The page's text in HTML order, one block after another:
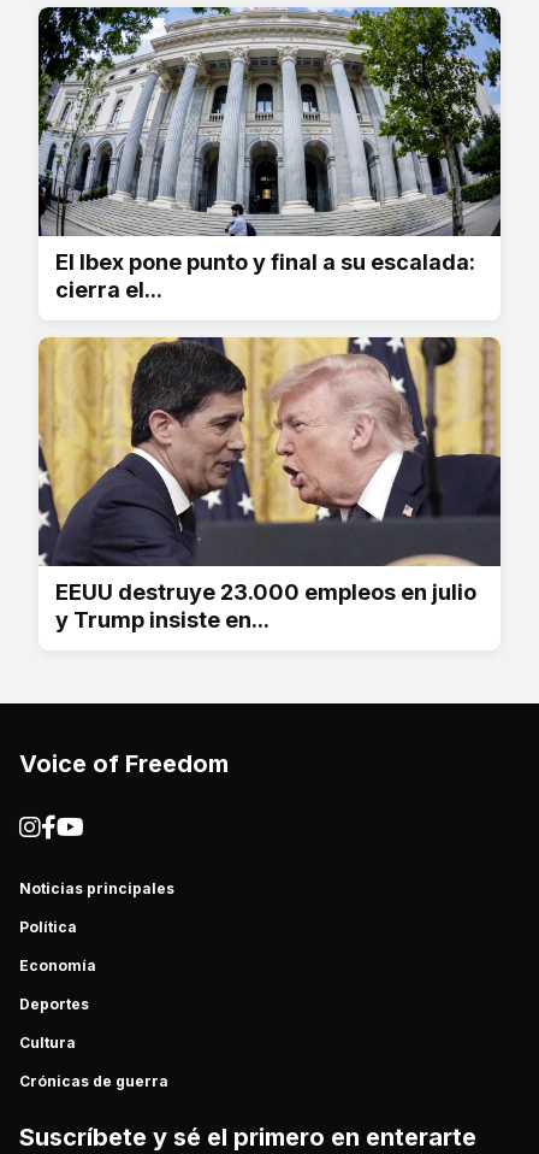
El Ibex pone punto y final a su escalada:
cierra el...
EEUU destruye 23.000 empleos en julio
y Trump insiste en...
Voice of Freedom
Noticias principales
Política
Economía
Deportes
Cultura
Crónicas de guerra
Suscríbete y sé el primero en enterarte